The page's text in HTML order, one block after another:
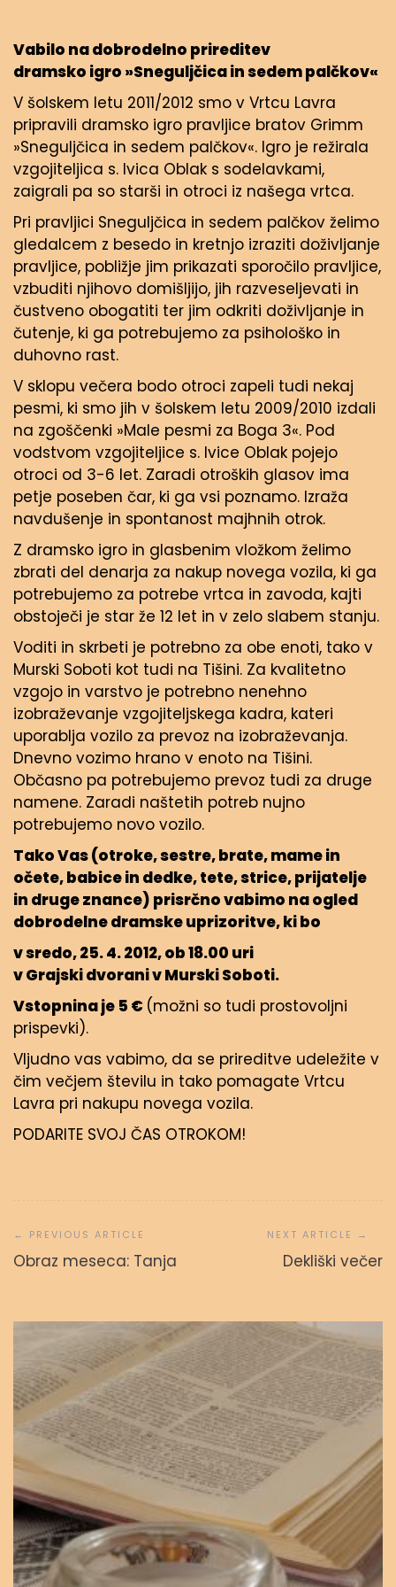
Vabilo na dobrodelno prireditev
dramsko igro »Sneguljčica in sedem palčkov«
V šolskem letu 2011/2012 smo v Vrtcu Lavra
pripravili dramsko igro pravljice bratov Grimm
»Sneguljčica in sedem palčkov«. Igro je režirala
vzgojiteljica s. Ivica Oblak s sodelavkami,
zaigrali pa so starši in otroci iz našega vrtca.
Pri pravljici Sneguljčica in sedem palčkov želimo
gledalcem z besedo in kretnjo izraziti doživljanje
pravljice, pobližje jim prikazati sporočilo pravljice,
vzbuditi njihovo domišljijo, jih razveseljevati in
čustveno obogatiti ter jim odkriti doživljanje in
čutenje, ki ga potrebujemo za psihološko in
duhovno rast.
V sklopu večera bodo otroci zapeli tudi nekaj
pesmi, ki smo jih v šolskem letu 2009/2010 izdali
na zgoščenki »Male pesmi za Boga 3«. Pod
vodstvom vzgojiteljice s. Ivice Oblak pojejo
otroci od 3-6 let. Zaradi otroških glasov ima
petje poseben čar, ki ga vsi poznamo. Izraža
navdušenje in spontanost majhnih otrok.
Z dramsko igro in glasbenim vložkom želimo
zbrati del denarja za nakup novega vozila, ki ga
potrebujemo za potrebe vrtca in zavoda, kajti
obstoječi je star že 12 let in v zelo slabem stanju.
Voditi in skrbeti je potrebno za obe enoti, tako v
Murski Soboti kot tudi na Tišini. Za kvalitetno
vzgojo in varstvo je potrebno nenehno
izobraževanje vzgojiteljskega kadra, kateri
uporablja vozilo za prevoz na izobraževanja.
Dnevno vozimo hrano v enoto na Tišini.
Občasno pa potrebujemo prevoz tudi za druge
namene. Zaradi naštetih potreb nujno
potrebujemo novo vozilo.
Tako Vas (otroke, sestre, brate, mame in
očete, babice in dedke, tete, strice, prijatelje
in druge znance) prisrčno vabimo na ogled
dobrodelne dramske uprizoritve, ki bo
v sredo, 25. 4. 2012, ob 18.00 uri
v Grajski dvorani v Murski Soboti.
Vstopnina je 5 € (možni so tudi prostovoljni
prispevki).
Vljudno vas vabimo, da se prireditve udeležite v
čim večjem številu in tako pomagate Vrtcu
Lavra pri nakupu novega vozila.
PODARITE SVOJ ČAS OTROKOM!
prispevka
Obraz meseca: Tanja Dekliški večer
Svetopisemske urice